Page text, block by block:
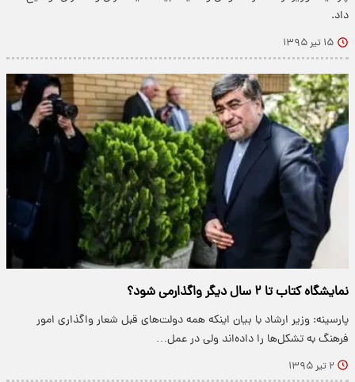
داد.
۱۵ تیر ۱۳۹۵
نمایشگاه کتاب تا ۲ سال دیگر واگذارمی شود؟
پارسینه: وزیر ارشاد با بیان اینکه همه دولت‌های قبل شعار واگذاری امور
فرهنگ به تشکل‌ها را داده‌اند ولی در عمل…
۲ تیر ۱۳۹۵